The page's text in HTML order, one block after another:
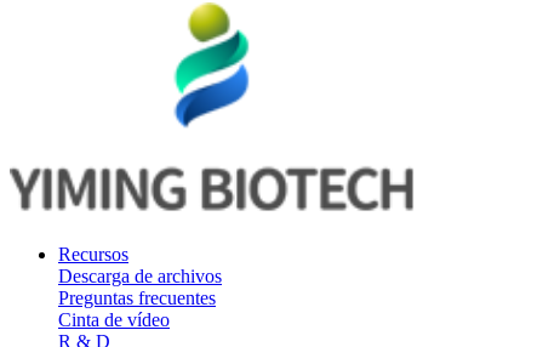
Recursos
Descarga de archivos
Preguntas frecuentes
Cinta de vídeo
R & D